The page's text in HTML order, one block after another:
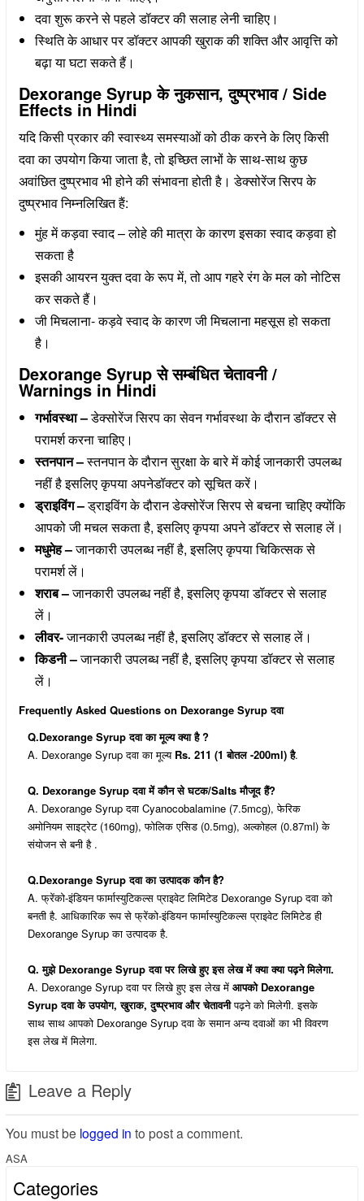
दवा शुरू करने से पहले डॉक्टर की सलाह लेनी चाहिए।
स्थिति के आधार पर डॉक्टर आपकी खुराक की शक्ति और आवृत्ति को
बढ़ा या घटा सकते हैं।
Dexorange Syrup के नुकसान, दुष्प्रभाव / Side
Effects in Hindi
यदि किसी प्रकार की स्वास्थ्य समस्याओं को ठीक करने के लिए किसी
दवा का उपयोग किया जाता है, तो इच्छित लाभों के साथ-साथ कुछ
अवांछित दुष्प्रभाव भी होने की संभावना होती है। डेक्सोरेंज सिरप के
दुष्प्रभाव निम्नलिखित हैं:
मुंह में कड़वा स्वाद – लोहे की मात्रा के कारण इसका स्वाद कड़वा हो
सकता है
इसकी आयरन युक्त दवा के रूप में, तो आप गहरे रंग के मल को नोटिस
कर सकते हैं।
जी मिचलाना- कड़वे स्वाद के कारण जी मिचलाना महसूस हो सकता
है।
Dexorange Syrup से सम्बंधित चेतावनी /
Warnings in Hindi
गर्भावस्था –डेक्सोरेंज सिरप का सेवन गर्भावस्था के दौरान डॉक्टर से
परामर्श करना चाहिए।
स्तनपान –स्तनपान के दौरान सुरक्षा के बारे में कोई जानकारी उपलब्ध
नहीं है इसलिए कृपया अपनेडॉक्टर को सूचित करें।
ड्राइविंग –ड्राइविंग के दौरान डेक्सोरेंज सिरप से बचना चाहिए क्योंकि
आपको जी मचल सकता है, इसलिए कृपया अपने डॉक्टर से सलाह लें।
मधुमेह –जानकारी उपलब्ध नहीं है, इसलिए कृपया चिकित्सक से
परामर्श लें।
शराब –जानकारी उपलब्ध नहीं है, इसलिए कृपया डॉक्टर से सलाह
लें।
लीवर-जानकारी उपलब्ध नहीं है, इसलिए डॉक्टर से सलाह लें।
किडनी –जानकारी उपलब्ध नहीं है, इसलिए कृपया डॉक्टर से सलाह
लें।
Frequently Asked Questions on Dexorange Syrup दवा
Q.Dexorange Syrup दवा का मूल्य क्या है ?
A. Dexorange Syrup दवा का मूल्य Rs. 211 (1 बोतल -200ml) है.
Q. Dexorange Syrup दवा में कौन से घटक/Salts मौजूद हैं?
A. Dexorange Syrup दवा Cyanocobalamine (7.5mcg), फेरिक
अमोनियम साइट्रेट (160mg), फोलिक एसिड (0.5mg), अल्कोहल (0.87ml) के
संयोजन से बनी है .
Q.Dexorange Syrup दवा का उत्पादक कौन है?
A. फ्रेंको-इंडियन फार्मास्युटिकल्स प्राइवेट लिमिटेड Dexorange Syrup दवा को
बनती है. आधिकारिक रूप से फ्रेंको-इंडियन फार्मास्युटिकल्स प्राइवेट लिमिटेड ही
Dexorange Syrup का उत्पादक है.
Q. मुझे Dexorange Syrup दवा पर लिखे हुए इस लेख में क्या क्या पढ़ने मिलेगा.
A. Dexorange Syrup दवा पर लिखे हुए इस लेख में आपको Dexorange
Syrup दवा के उपयोग, खुराक, दुष्प्रभाव और चेतावनीपढ़ने को मिलेगी. इसके
साथ साथ आपको Dexorange Syrup दवा के समान अन्य दवाओं का भी विवरण
इस लेख में मिलेगा.
Leave a Reply
You must be logged in to post a comment.
ASA
Categories